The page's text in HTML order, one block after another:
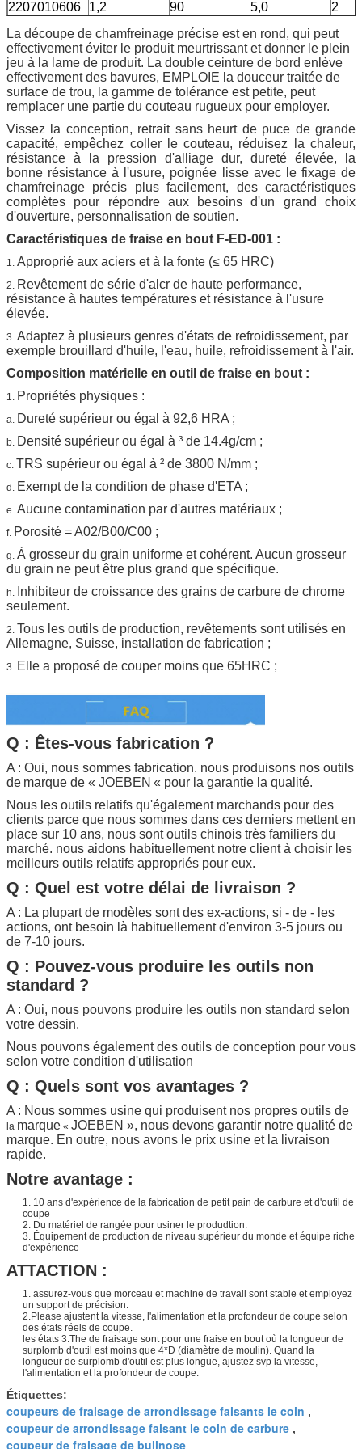
2207010606 1,2 90 5,0
2
La découpe de chamfreinage précise est en rond, qui peut
effectivement éviter le produit meurtrissant et donner le plein
jeu à la lame de produit. La double ceinture de bord enlève
effectivement des bavures, EMPLOIE la douceur traitée de
surface de trou, la gamme de tolérance est petite, peut
remplacer une partie du couteau rugueux pour employer.
Vissez la conception, retrait sans heurt de puce de grande
capacité, empêchez coller le couteau, réduisez la chaleur,
résistance à la pression d'alliage dur, dureté élevée, la
bonne résistance à l'usure, poignée lisse avec le fixage de
chamfreinage précis plus facilement, des caractéristiques
complètes pour répondre aux besoins d'un grand choix
d'ouverture, personnalisation de soutien.
Caractéristiques de fraise en bout F-ED-001 :
1. Approprié aux aciers et à la fonte (≤ 65 HRC)
2. Revêtement de série d'alcr de haute performance,
résistance à hautes températures et résistance à l'usure
élevée.
3. Adaptez à plusieurs genres d'états de refroidissement, par
exemple brouillard d'huile, l'eau, huile, refroidissement à l'air.
Composition matérielle en outil de fraise en bout :
1. Propriétés physiques :
a. Dureté supérieur ou égal à 92,6 HRA ;
b. Densité supérieur ou égal à ³ de 14.4g/cm ;
c. TRS supérieur ou égal à ² de 3800 N/mm ;
d. Exempt de la condition de phase d'ETA ;
e. Aucune contamination par d'autres matériaux ;
f. Porosité = A02/B00/C00 ;
g. À grosseur du grain uniforme et cohérent. Aucun grosseur
du grain ne peut être plus grand que spécifique.
h. Inhibiteur de croissance des grains de carbure de chrome
seulement.
2. Tous les outils de production, revêtements sont utilisés en
Allemagne, Suisse, installation de fabrication ;
3. Elle a proposé de couper moins que 65HRC ;
Q : Êtes-vous fabrication ?
A : Oui, nous sommes fabrication. nous produisons nos outils
de marque de « JOEBEN « pour la garantie la qualité.
Nous les outils relatifs qu'également marchands pour des
clients parce que nous sommes dans ces derniers mettent en
place sur 10 ans, nous sont outils chinois très familiers du
marché. nous aidons habituellement notre client à choisir les
meilleurs outils relatifs appropriés pour eux.
Q : Quel est votre délai de livraison ?
A : La plupart de modèles sont des ex-actions, si - de - les
actions, ont besoin là habituellement d'environ 3-5 jours ou
de 7-10 jours.
Q : Pouvez-vous produire les outils non
standard ?
A : Oui, nous pouvons produire les outils non standard selon
votre dessin.
Nous pouvons également des outils de conception pour vous
selon votre condition d'utilisation
Q : Quels sont vos avantages ?
A : Nous sommes usine qui produisent nos propres outils de
la marque « JOEBEN », nous devons garantir notre qualité de
marque. En outre, nous avons le prix usine et la livraison
rapide.
Notre avantage :
1. 10 ans d'expérience de la fabrication de petit pain de carbure et d'outil de
coupe
2. Du matériel de rangée pour usiner le produdtion.
3. Équipement de production de niveau supérieur du monde et équipe riche
d'expérience
ATTACTION :
1. assurez-vous que morceau et machine de travail sont stable et employez
un support de précision.
2.Please ajustent la vitesse, l'alimentation et la profondeur de coupe selon
des états réels de coupe.
les états 3.The de fraisage sont pour une fraise en bout où la longueur de
surplomb d'outil est moins que 4*D (diamètre de moulin). Quand la
longueur de surplomb d'outil est plus longue, ajustez svp la vitesse,
l'alimentation et la profondeur de coupe.
Étiquettes:
coupeurs de fraisage de arrondissage faisants le coin ,
coupeur de arrondissage faisant le coin de carbure ,
coupeur de fraisage de bullnose